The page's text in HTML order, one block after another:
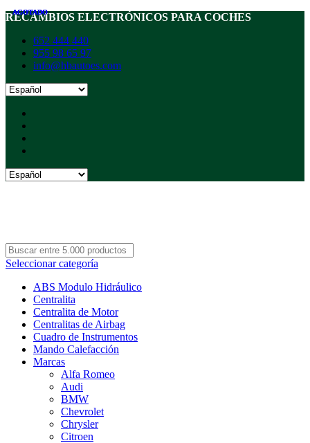
RECAMBIOS ELECTRÓNICOS PARA COCHES
652 444 440
955 98 65 97
info@hbautoes.com
Seleccionar categoría
ABS Modulo Hidráulico
Centralita
Centralita de Motor
Centralitas de Airbag
Cuadro de Instrumentos
Mando Calefacción
Marcas
Alfa Romeo
Audi
BMW
Chevrolet
Chrysler
Citroen
AGOTADO
AGOTADO
AGOTADO
AGOTADO